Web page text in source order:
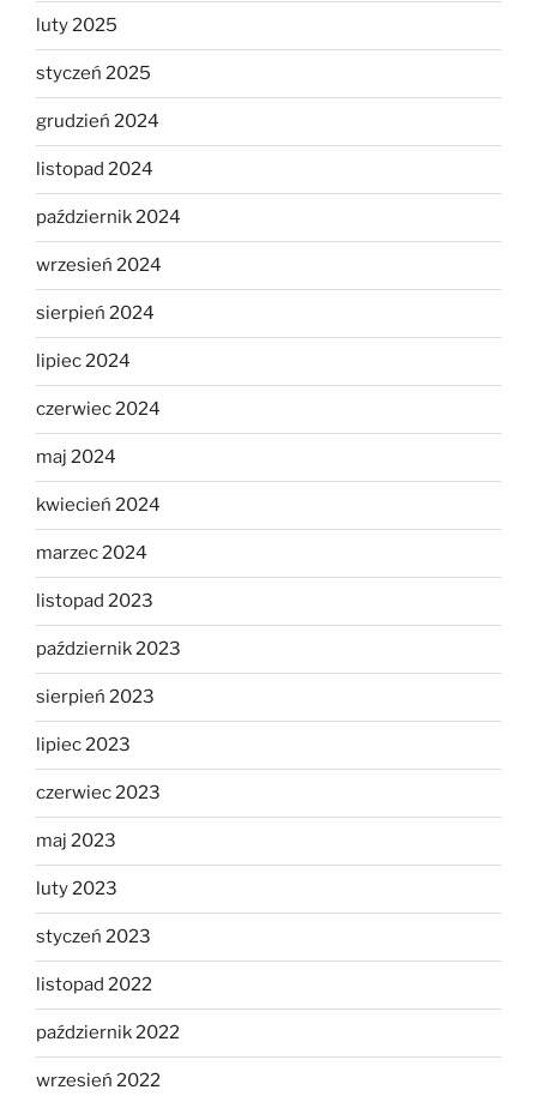
luty 2025
styczeń 2025
grudzień 2024
listopad 2024
październik 2024
wrzesień 2024
sierpień 2024
lipiec 2024
czerwiec 2024
maj 2024
kwiecień 2024
marzec 2024
listopad 2023
październik 2023
sierpień 2023
lipiec 2023
czerwiec 2023
maj 2023
luty 2023
styczeń 2023
listopad 2022
październik 2022
wrzesień 2022